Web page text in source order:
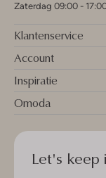
Zaterdag 09:00 -
Klantenservice
Account
Inspiratie
Omoda
Let's keep